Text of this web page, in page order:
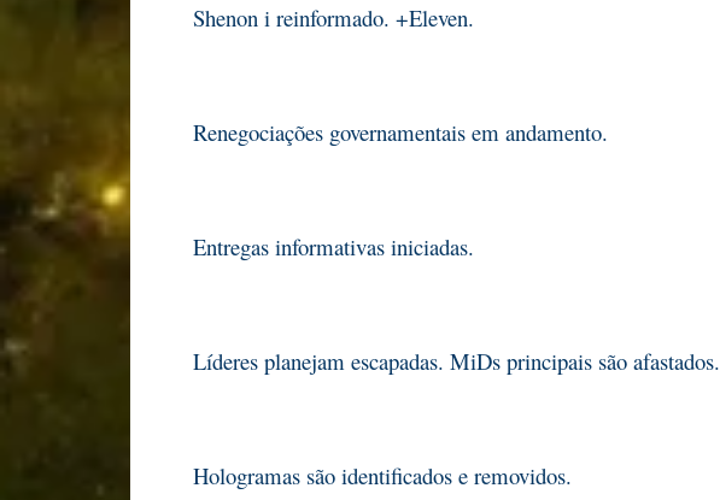
Shenon i reinformado. +Eleven.
Renegociações governamentais em andamento.
Entregas informativas iniciadas.
Líderes planejam escapadas. MiDs principais são afastados.
Hologramas são identificados e removidos.